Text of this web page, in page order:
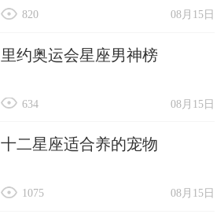
08月15日
820
里约奥运会星座男神榜
08月15日
634
十二星座适合养的宠物
08月15日
1075